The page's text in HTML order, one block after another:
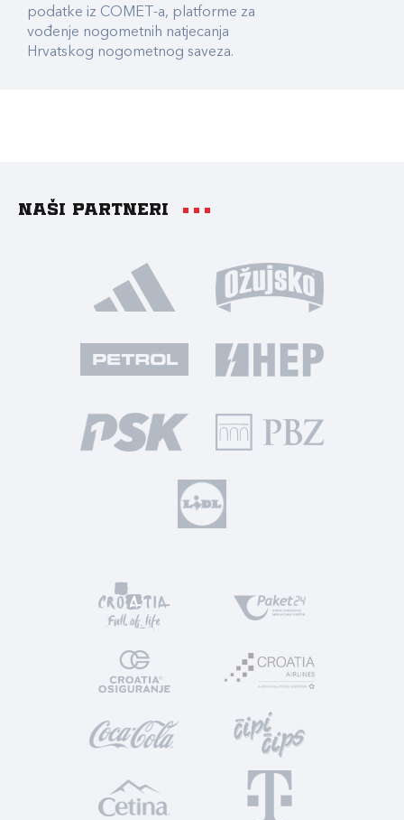
podatke iz COMET-a, platforme za
vođenje nogometnih natjecanja
Hrvatskog nogometnog saveza.
Naši partneri